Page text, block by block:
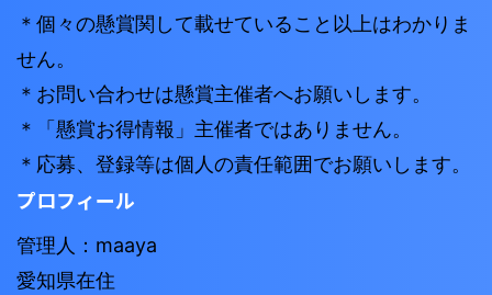
＊個々の懸賞関して載せていること以上はわかりま
せん。
＊お問い合わせは懸賞主催者へお願いします。
＊「懸賞お得情報」主催者ではありません。
＊応募、登録等は個人の責任範囲でお願いします。
プロフィール
管理人：maaya
愛知県在住